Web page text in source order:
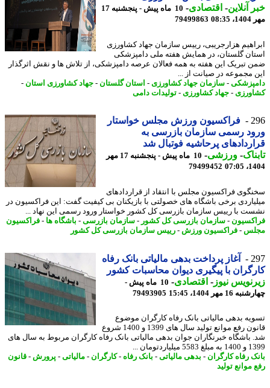
آنلاین-اقتصادی-
10 ماه پیش - پنجشنبه 17
79499863
هزارجریبی، رییس سازمان جهاد کشاورزی
گلستان، در همایش هفته ملی دامپزشکی
تبریک این هفته به همه فعالان عرصه دامپزشکی، از تلاش ها و نقش اثرگذار
مجموعه در صیانت از ...
-سازمان جهاد کشاورزی- استان گلستان-جهاد کشاورزی استان-
- جهاد کشاورزی- تولیدات دامی
فراکسیون ورزش مجلس خواستار
رسمی سازمان بازرسی به
پرحاشیه فوتبال شد
-ورزشی-
10 ماه پیش - پنجشنبه 17 مهر
79499452
فراکسیون مجلس با انتقاد از قراردادهای
برخی باشگاه های خصولتی با بازیکنان بی کیفیت گفت: این فراکسیون در
با رییس سازمان بازرسی کل کشور خواستار ورود رسمی این نهاد ...
-سازمان بازرسی کل کشور-سازمان بازرسی -باشگاه ها- فراکسیون
-فراکسیون ورزش -رییس سازمان بازرسی کل کشور
آغاز پرداخت بدهی مالیاتی بانک رفاه
با پیگیری دیوان محاسبات کشور
نیوز-اقتصادی-
10 ماه پیش -
16 مهر 1404، 15:45
79493905
بدهی مالیاتی بانک رفاه کارگران موضوع
قانون رفع موانع تولید سال های 1399 و 1400 شروع
باشگاه خبرنگاران جوان بدهی مالیاتی بانک رفاه کارگران مربوط به سال های
...
رفاه کارگران- بدهی مالیاتی-بانک رفاه -کارگران- مالیاتی-پرورش-قانون
موانع تولید